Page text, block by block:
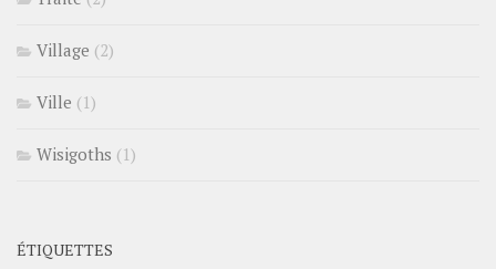
Village (2)
Ville (1)
Wisigoths (1)
ÉTIQUETTES